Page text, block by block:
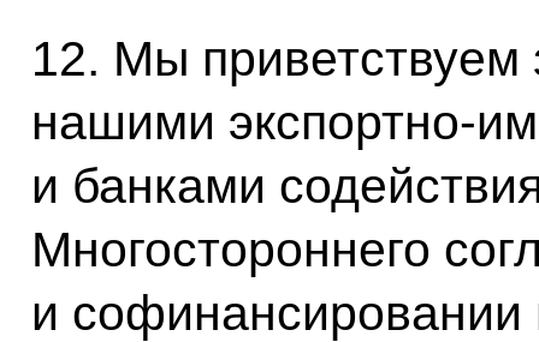
12. Мы
нашими экспортно-
и банками
Многостороннего
и софинансировании